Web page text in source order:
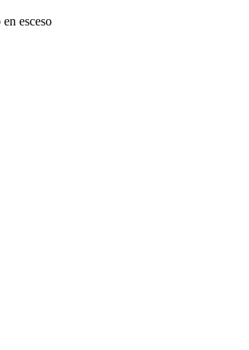
esceso